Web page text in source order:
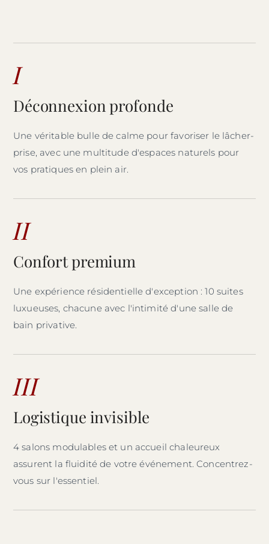
I
Déconnexion profonde
Une véritable bulle de calme pour favoriser le lâcher-
prise, avec une multitude d'espaces naturels pour
vos pratiques en plein air.
II
Confort premium
Une expérience résidentielle d'exception : 10 suites
luxueuses, chacune avec l'intimité d'une salle de
bain privative.
III
Logistique invisible
4 salons modulables et un accueil chaleureux
assurent la fluidité de votre événement. Concentrez-
vous sur l'essentiel.